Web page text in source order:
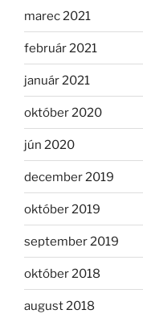
marec 2021
február 2021
január 2021
október 2020
jún 2020
december 2019
október 2019
september 2019
október 2018
august 2018